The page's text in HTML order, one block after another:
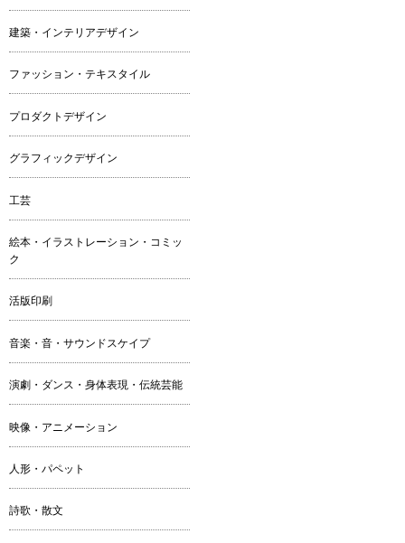
建築・インテリアデザイン
ファッション・テキスタイル
プロダクトデザイン
グラフィックデザイン
工芸
絵本・イラストレーション・コミッ
ク
活版印刷
音楽・音・サウンドスケイプ
演劇・ダンス・身体表現・伝統芸能
映像・アニメーション
人形・パペット
詩歌・散文